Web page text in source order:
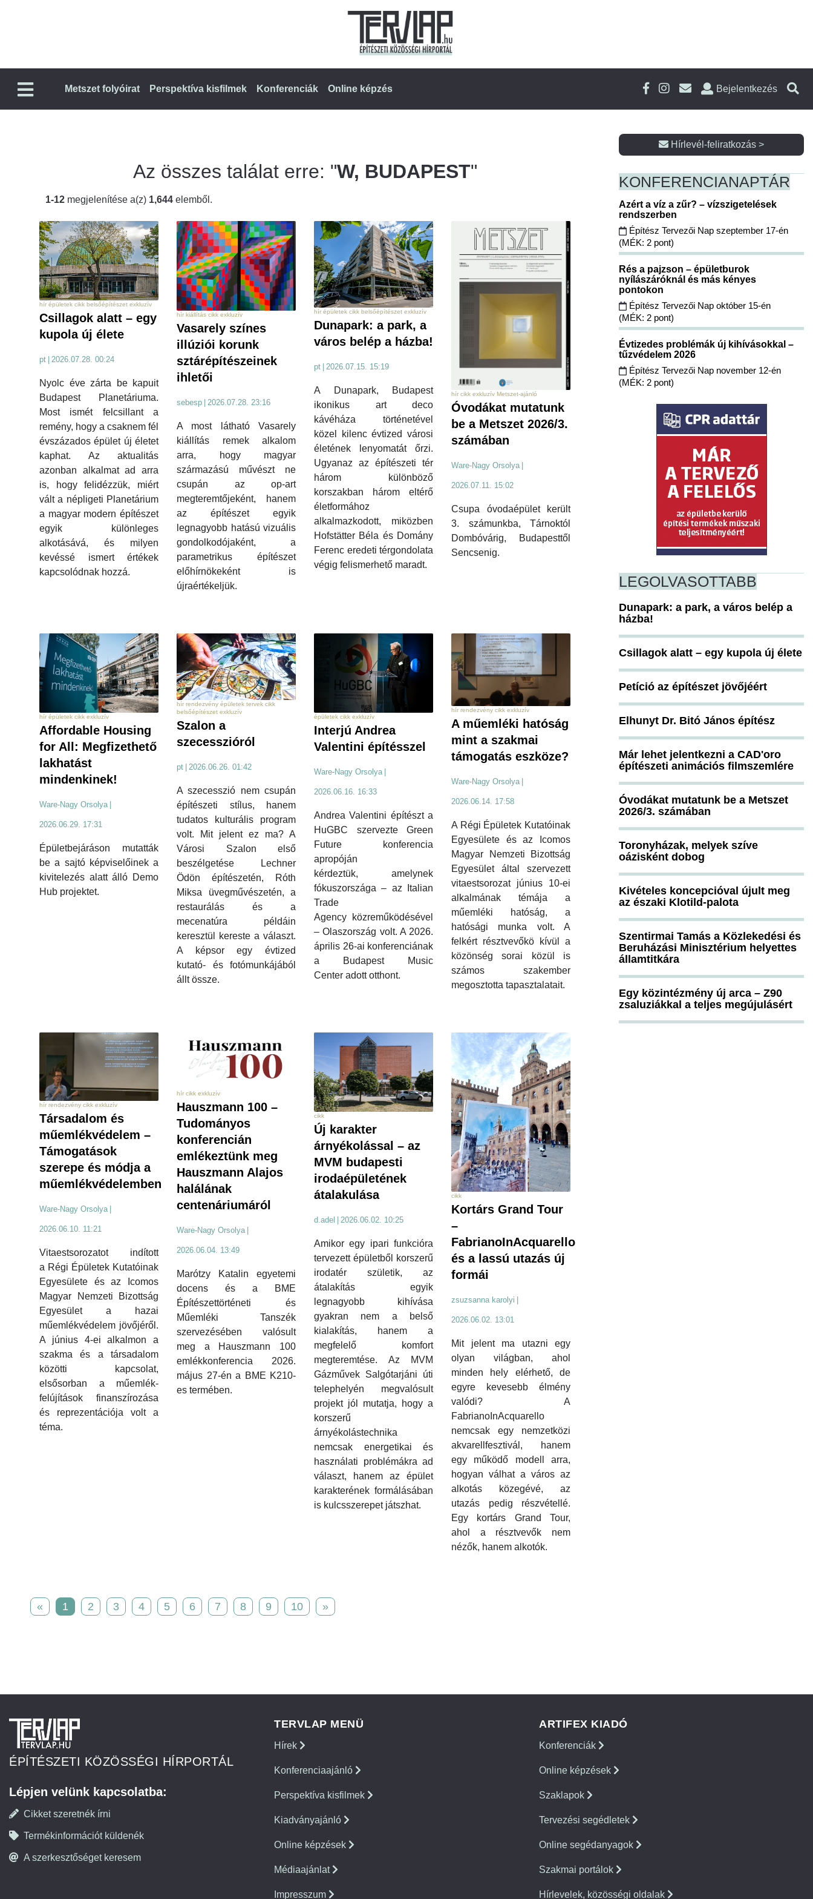
Metszet folyóirat Perspektíva kisfilmek Konferenciák Online képzés Bejelentkezés
Az összes találat erre: "W, BUDAPEST"
1-12 megjelenítése a(z) 1,644 elemből.
hír épületek cikk belsőépítészet exkluzív
Csillagok alatt – egy
kupola új élete
pt 2026.07.28. 00:24
Nyolc éve zárta be kapuit
Budapest Planetáriuma.
Most ismét felcsillant a
remény, hogy a csaknem fél
évszázados épület új életet
kaphat. Az aktualitás
azonban alkalmat ad arra
is, hogy felidézzük, miért
vált a népligeti Planetárium
a magyar modern építészet
egyik különleges
alkotásává, és milyen
kevéssé ismert értékek
kapcsolódnak hozzá.
hír kiállítás cikk exkluzív
Vasarely színes
illúziói korunk
sztárépítészeinek
ihletői
sebesp | 2026.07.28. 23:16
A most látható Vasarely
kiállítás remek alkalom
arra, hogy magyar
származású művészt ne
csupán az op-art
megteremtőjeként, hanem
az építészet egyik
legnagyobb hatású vizuális
gondolkodójaként, a
parametrikus építészet
előhírnökeként is
újraértékeljük.
hír épületek cikk belsőépítészet exkluzív
Dunapark: a park, a
város belép a házba!
pt 2026.07.15. 15:19
A Dunapark, Budapest
ikonikus art deco
kávéháza történetével
közel kilenc évtized városi
életének lenyomatát őrzi.
Ugyanaz az építészeti tér
három különböző
korszakban három eltérő
életformához
alkalmazkodott, miközben
Hofstätter Béla és Domány
Ferenc eredeti térgondolata
végig felismerhető maradt.
hír cikk exkluzív Metszet-ajánló
Óvodákat mutatunk
be a Metszet 2026/3.
számában
Ware-Nagy Orsolya
2026.07.11. 15:02
Csupa óvodaépület került
3. számunkba, Tárnoktól
Dombóvárig, Budapesttől
Sencsenig.
hír épületek cikk exkluzív
Affordable Housing
for All: Megfizethető
lakhatást
mindenkinek!
Ware-Nagy Orsolya
2026.06.29. 17:31
Épületbejáráson mutatták
be a sajtó képviselőinek a
kivitelezés alatt álló Demo
Hub projektet.
hír rendezvény épületek tervek cikk
belsőépítészet exkluzív
Szalon a
szecesszióról
pt 2026.06.26. 01:42
A szecesszió nem csupán
építészeti stílus, hanem
tudatos kulturális program
volt. Mit jelent ez ma? A
Városi Szalon első
beszélgetése Lechner
Ödön építészetén, Róth
Miksa üvegművészetén, a
restaurálás és a
mecenatúra példáin
keresztül kereste a választ.
A képsor egy évtized
kutató- és fotómunkájából
állt össze.
épületek cikk exkluzív
Interjú Andrea
Valentini építésszel
Ware-Nagy Orsolya
2026.06.16. 16:33
Andrea Valentini építészt a
HuGBC szervezte Green
Future konferencia
apropóján
kérdeztük, amelynek
fókuszországa – az Italian
Trade
Agency közreműködésével
– Olaszország volt. A 2026.
április 26-ai konferenciának
a Budapest Music
Center adott otthont.
hír rendezvény cikk exkluzív
A műemléki hatóság
mint a szakmai
támogatás eszköze?
Ware-Nagy Orsolya
2026.06.14. 17:58
A Régi Épületek Kutatóinak
Egyesülete és az Icomos
Magyar Nemzeti Bizottság
Egyesület által szervezett
vitaestsorozat június 10-ei
alkalmának témája a
műemléki hatóság, a
hatósági munka volt. A
felkért résztvevőkö kívül a
közönség sorai közül is
számos szakember
megosztotta tapasztalatait.
hír rendezvény cikk exkluzív
Társadalom és
műemlékvédelem –
Támogatások
szerepe és módja a
műemlékvédelemben
Ware-Nagy Orsolya
2026.06.10. 11:21
Vitaestsorozatot indított
a Régi Épületek Kutatóinak
Egyesülete és az Icomos
Magyar Nemzeti Bizottság
Egyesület a hazai
műemlékvédelem jövőjéről.
A június 4-ei alkalmon a
szakma és a társadalom
közötti kapcsolat,
elsősorban a műemlék-
felújítások finanszírozása
és reprezentációja volt a
téma.
hír cikk exkluzív
Hauszmann 100 –
Tudományos
konferencián
emlékeztünk meg
Hauszmann Alajos
halálának
centenáriumáról
Ware-Nagy Orsolya
2026.06.04. 13:49
Marótzy Katalin egyetemi
docens és a BME
Építészettörténeti és
Műemléki Tanszék
szervezésében valósult
meg a Hauszmann 100
emlékkonferencia 2026.
május 27-én a BME K210-
es termében.
cikk
Új karakter
árnyékolással – az
MVM budapesti
irodaépületének
átalakulása
d.adel 2026.06.02. 10:25
Amikor egy ipari funkcióra
tervezett épületből korszerű
irodatér születik, az
átalakítás egyik
legnagyobb kihívása
gyakran nem a belső
kialakítás, hanem a
megfelelő komfort
megteremtése. Az MVM
Gázművek Salgótarjáni úti
telephelyén megvalósult
projekt jól mutatja, hogy a
korszerű
árnyékolástechnika
nemcsak energetikai és
használati problémákra ad
választ, hanem az épület
karakterének formálásában
is kulcsszerepet játszhat.
cikk
Kortárs Grand Tour
–
FabrianoInAcquarello
és a lassú utazás új
formái
zsuzsanna karolyi |
2026.06.02. 13:01
Mit jelent ma utazni egy
olyan világban, ahol
minden hely elérhető, de
egyre kevesebb élmény
valódi? A
FabrianoInAcquarello
nemcsak egy nemzetközi
akvarellfesztivál, hanem
egy működő modell arra,
hogyan válhat a város az
alkotás közegévé, az
utazás pedig részvétellé.
Egy kortárs Grand Tour,
ahol a résztvevők nem
nézők, hanem alkotók.
« 1 2 3 4 5 6 7 8 9 10 »
Hírlevél-feliratkozás >
KONFERENCIANAPTÁR
Azért a víz a zűr? – vízszigetelések
rendszerben
Építész Tervezői Nap szeptember 17-én
(MÉK: 2 pont)
Rés a pajzson – épületburok
nyílászáróknál és más kényes
pontokon
Építész Tervezői Nap október 15-én
(MÉK: 2 pont)
Évtizedes problémák új kihívásokkal –
tűzvédelem 2026
Építész Tervezői Nap november 12-én
(MÉK: 2 pont)
LEGOLVASOTTABB
Dunapark: a park, a város belép a
házba!
Csillagok alatt – egy kupola új élete
Petíció az építészet jövőjéért
Elhunyt Dr. Bitó János építész
Már lehet jelentkezni a CAD'oro
építészeti animációs filmszemlére
Óvodákat mutatunk be a Metszet
2026/3. számában
Toronyházak, melyek szíve
oázisként dobog
Kivételes koncepcióval újult meg
az északi Klotild-palota
Szentirmai Tamás a Közlekedési és
Beruházási Minisztérium helyettes
államtitkára
Egy közintézmény új arca – Z90
zsaluziákkal a teljes megújulásért
ÉPÍTÉSZETI KÖZÖSSÉGI HÍRPORTÁL
Lépjen velünk kapcsolatba:
Cikket szeretnék írni
Termékinformációt küldenék
A szerkesztőséget keresem
TERVLAP MENÜ
Hírek
Konferenciaajánló
Perspektíva kisfilmek
Kiadványajánló
Online képzések
Médiaajánlat
Impresszum
ARTIFEX KIADÓ
Konferenciák
Online képzések
Szaklapok
Tervezési segédletek
Online segédanyagok
Szakmai portálok
Hírlevelek, közösségi oldalak